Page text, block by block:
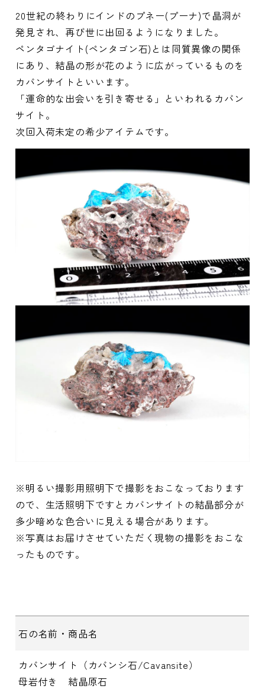
20世紀の終わりにインドのプネー(プーナ)で晶洞が
発見され、再び世に出回るようになりました。
ペンタゴナイト(ペンタゴン石)とは同質異像の関係
にあり、結晶の形が花のように広がっているものを
カバンサイトといいます。
「運命的な出会いを引き寄せる」といわれるカバン
サイト。
次回入荷未定の希少アイテムです。
※明るい撮影用照明下で撮影をおこなっております
ので、生活照明下ですとカバンサイトの結晶部分が
多少暗めな色合いに見える場合があります。
※写真はお届けさせていただく現物の撮影をおこな
ったものです。
石の名前・商品名
カバンサイト（カバンシ石/Cavansite）
母岩付き 結晶原石